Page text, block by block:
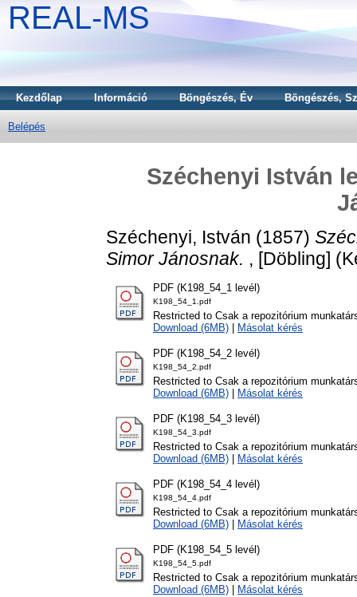
REAL-MS
Kezdőlap Információ Böngészés, Év Böngészés,
Belépés
Széchenyi István
Széchenyi, István (1857)
Simor Jánosnak. , [Döbling]
PDF (K198_54_1 levél)
K198_54_1.pdf
Restricted to Csak a repozitórium
Download (6MB)
Másolat kérés
PDF (K198_54_2 levél)
K198_54_2.pdf
Restricted to Csak a repozitórium
Download (6MB)
Másolat kérés
PDF (K198_54_3 levél)
K198_54_3.pdf
Restricted to Csak a repozitórium
Download (6MB)
Másolat kérés
PDF (K198_54_4 levél)
K198_54_4.pdf
Restricted to Csak a repozitórium
Download (6MB)
Másolat kérés
PDF (K198_54_5 levél)
K198_54_5.pdf
Restricted to Csak a repozitórium
Download (6MB)
Másolat kérés